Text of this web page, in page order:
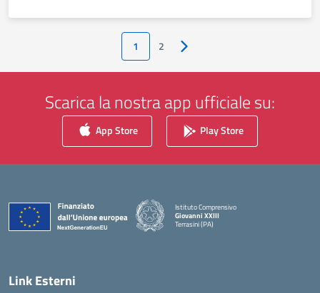
1 2 Pagina successiva
Scarica la nostra app ufficiale su:
App Store Play Store
Istituto Comprensivo
Giovanni XXIII
Terrasini (PA)
Link Esterni